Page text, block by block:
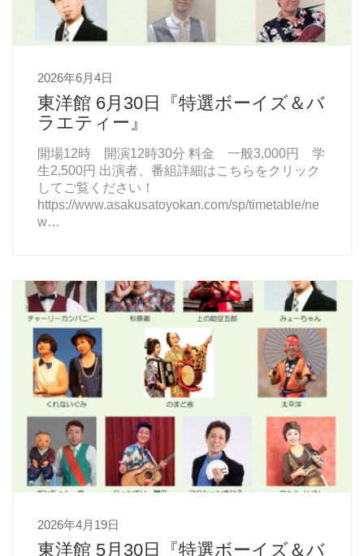
2026年6月4日
東洋館 6月30日『特選ボーイズ＆バ
ラエティー』
開場12時 開演12時30分 料金 一般3,000円 学
生2,500円 出演者、番組詳細はこちらをクリック
してご覧ください！
https://www.asakusatoyokan.com/sp/timetable/ne
w…
2026年4月19日
東洋館 5月30日『特選ボーイズ＆バ